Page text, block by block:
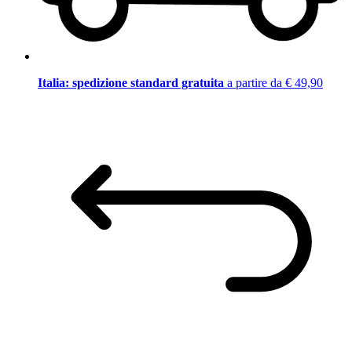
Italia: spedizione standard gratuita a partire da € 49,90